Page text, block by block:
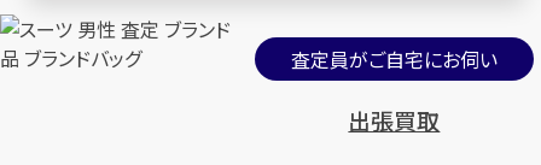
査定員がご自宅にお伺い
出張買取